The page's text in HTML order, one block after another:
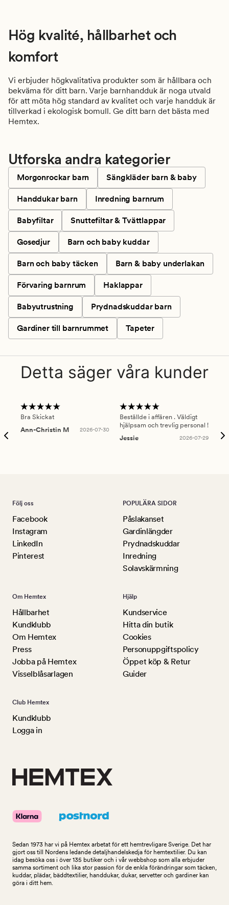
Hög kvalité, hållbarhet och
komfort
Vi erbjuder högkvalitativa produkter som är hållbara och
bekväma för ditt barn. Varje barnhandduk är noga utvald
för att möta hög standard av kvalitet och varje handduk är
tillverkad i ekologisk bomull. Ge ditt barn det bästa med
Hemtex.
Utforska andra kategorier
Morgonrockar barn Sängkläder barn & baby
Handdukar barn Inredning barnrum
Babyfiltar Snuttefiltar & Tvättlappar
Gosedjur Barn och baby kuddar
Barn och baby täcken Barn & baby underlakan
Förvaring barnrum Haklappar
Babyutrustning Prydnadskuddar barn
Gardiner till barnrummet Tapeter
Detta säger våra kunder
Bra Skickat
Ann-Christin M
2026-07-30
Beställde i affären . Väldigt
hjälpsam och trevlig personal !
Jessie
2026-07-29
Följ oss
Facebook
Instagram
LinkedIn
Pinterest
POPULÄRA SIDOR
Påslakanset
Gardinlängder
Prydnadskuddar
Inredning
Solavskärmning
Om Hemtex
Hållbarhet
Kundklubb
Om Hemtex
Press
Jobba på Hemtex
Visselblåsarlagen
Hjälp
Kundservice
Hitta din butik
Cookies
Personuppgiftspolicy
Öppet köp & Retur
Guider
Club Hemtex
Kundklubb
Logga in
Sedan 1973 har vi på Hemtex arbetat för ett hemtrevligare Sverige. Det har
gjort oss till Nordens ledande detaljhandelskedja för hemtextilier. Du kan
idag besöka oss i över 135 butiker och i vår webbshop som alla erbjuder
samma sortiment och lika stor passion för de enkla förändringar som täcken,
kuddar, plädar, bäddtextilier, handdukar, dukar, servetter och gardiner kan
göra i ditt hem.